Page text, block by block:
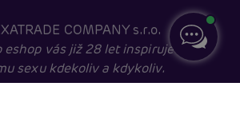
COMPANY s.r.o.
eshop vás již 28 let inspiruje k
sexu kdekoliv a kdykoliv.